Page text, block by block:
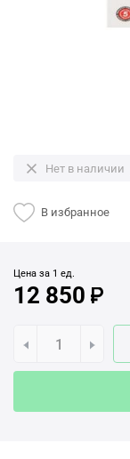
Нет в наличии
В избранное
Цена за 1 ед.
12 850